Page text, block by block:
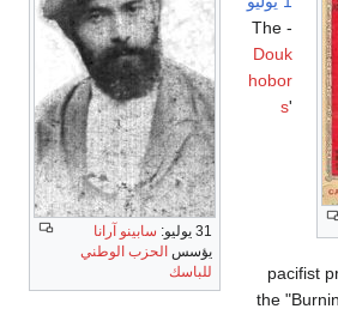
31 يوليو:
سابينو آرانا
يؤسس الحزب الوطني
للباسك
- The
Douk
hobor
s'
pacifist
the